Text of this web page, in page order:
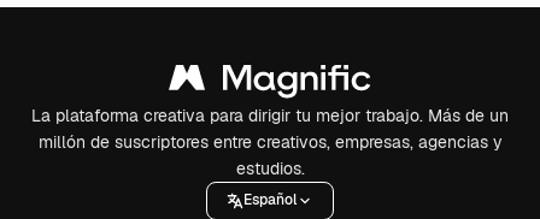
La plataforma creativa para dirigir tu mejor trabajo. Más de un
millón de suscriptores entre creativos, empresas, agencias y
estudios.
Español